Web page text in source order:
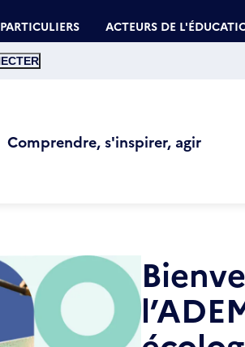
PARTICULIERS ACTEURS DE
Comprendre, s'inspirer, agir